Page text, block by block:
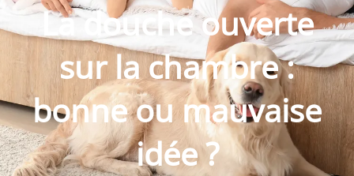
La douche ouverte
sur la chambre :
bonne ou mauvaise
idée ?